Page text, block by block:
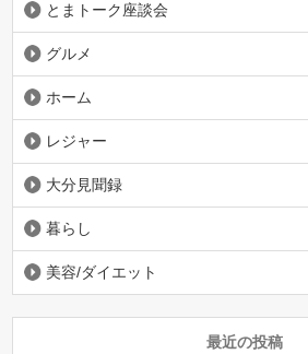
とまトーク座談会
グルメ
ホーム
レジャー
大分見聞録
暮らし
美容/ダイエット
最近の投稿